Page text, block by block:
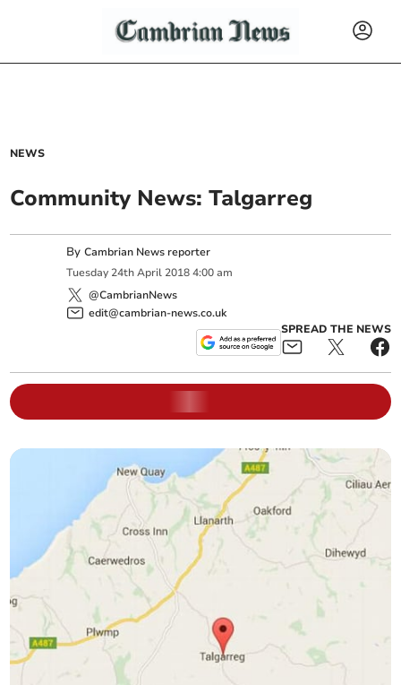
NEWS
Community News: Talgarreg
ByCambrian News reporter
Tuesday 24th April 2018 4:00 am
@CambrianNews
edit@cambrian-news.co.uk
SPREAD THE NEWS